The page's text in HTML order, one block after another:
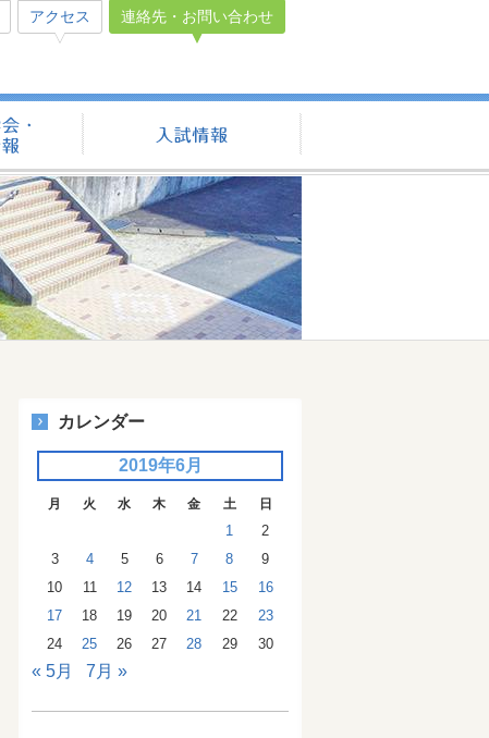
アクセス 連絡先・お問い合わせ
学校見学会・説明会情報
カレンダー
2019年6月
月 火 水 木 金 土 日
1
2
3
4 5 6 7 8
9
10
11 12 13 14 15
16
17
18 19 20 21 22
23
24
25 26 27 28 29 30
« 5月 7月 »